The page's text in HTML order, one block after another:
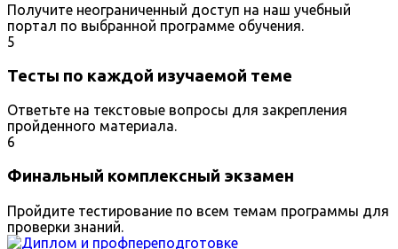
Получите неограниченный доступ на наш учебный
портал по выбранной программе обучения.
5
Тесты по каждой изучаемой теме
Ответьте на текстовые вопросы для закрепления
пройденного материала.
6
Финальный комплексный экзамен
Пройдите тестирование по всем темам программы для
проверки знаний.